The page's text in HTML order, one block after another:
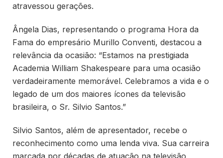
atravessou gerações.
Ângela Dias, representando o programa Hora da
Fama do empresário Murillo Conventi, destacou a
relevância da ocasião: “Estamos na prestigiada
Academia William Shakespeare para uma ocasião
verdadeiramente memorável. Celebramos a vida e o
legado de um dos maiores ícones da televisão
brasileira, o Sr. Silvio Santos.”
Silvio Santos, além de apresentador, recebe o
reconhecimento como uma lenda viva. Sua carreira
marcada por décadas de atuação na televisão